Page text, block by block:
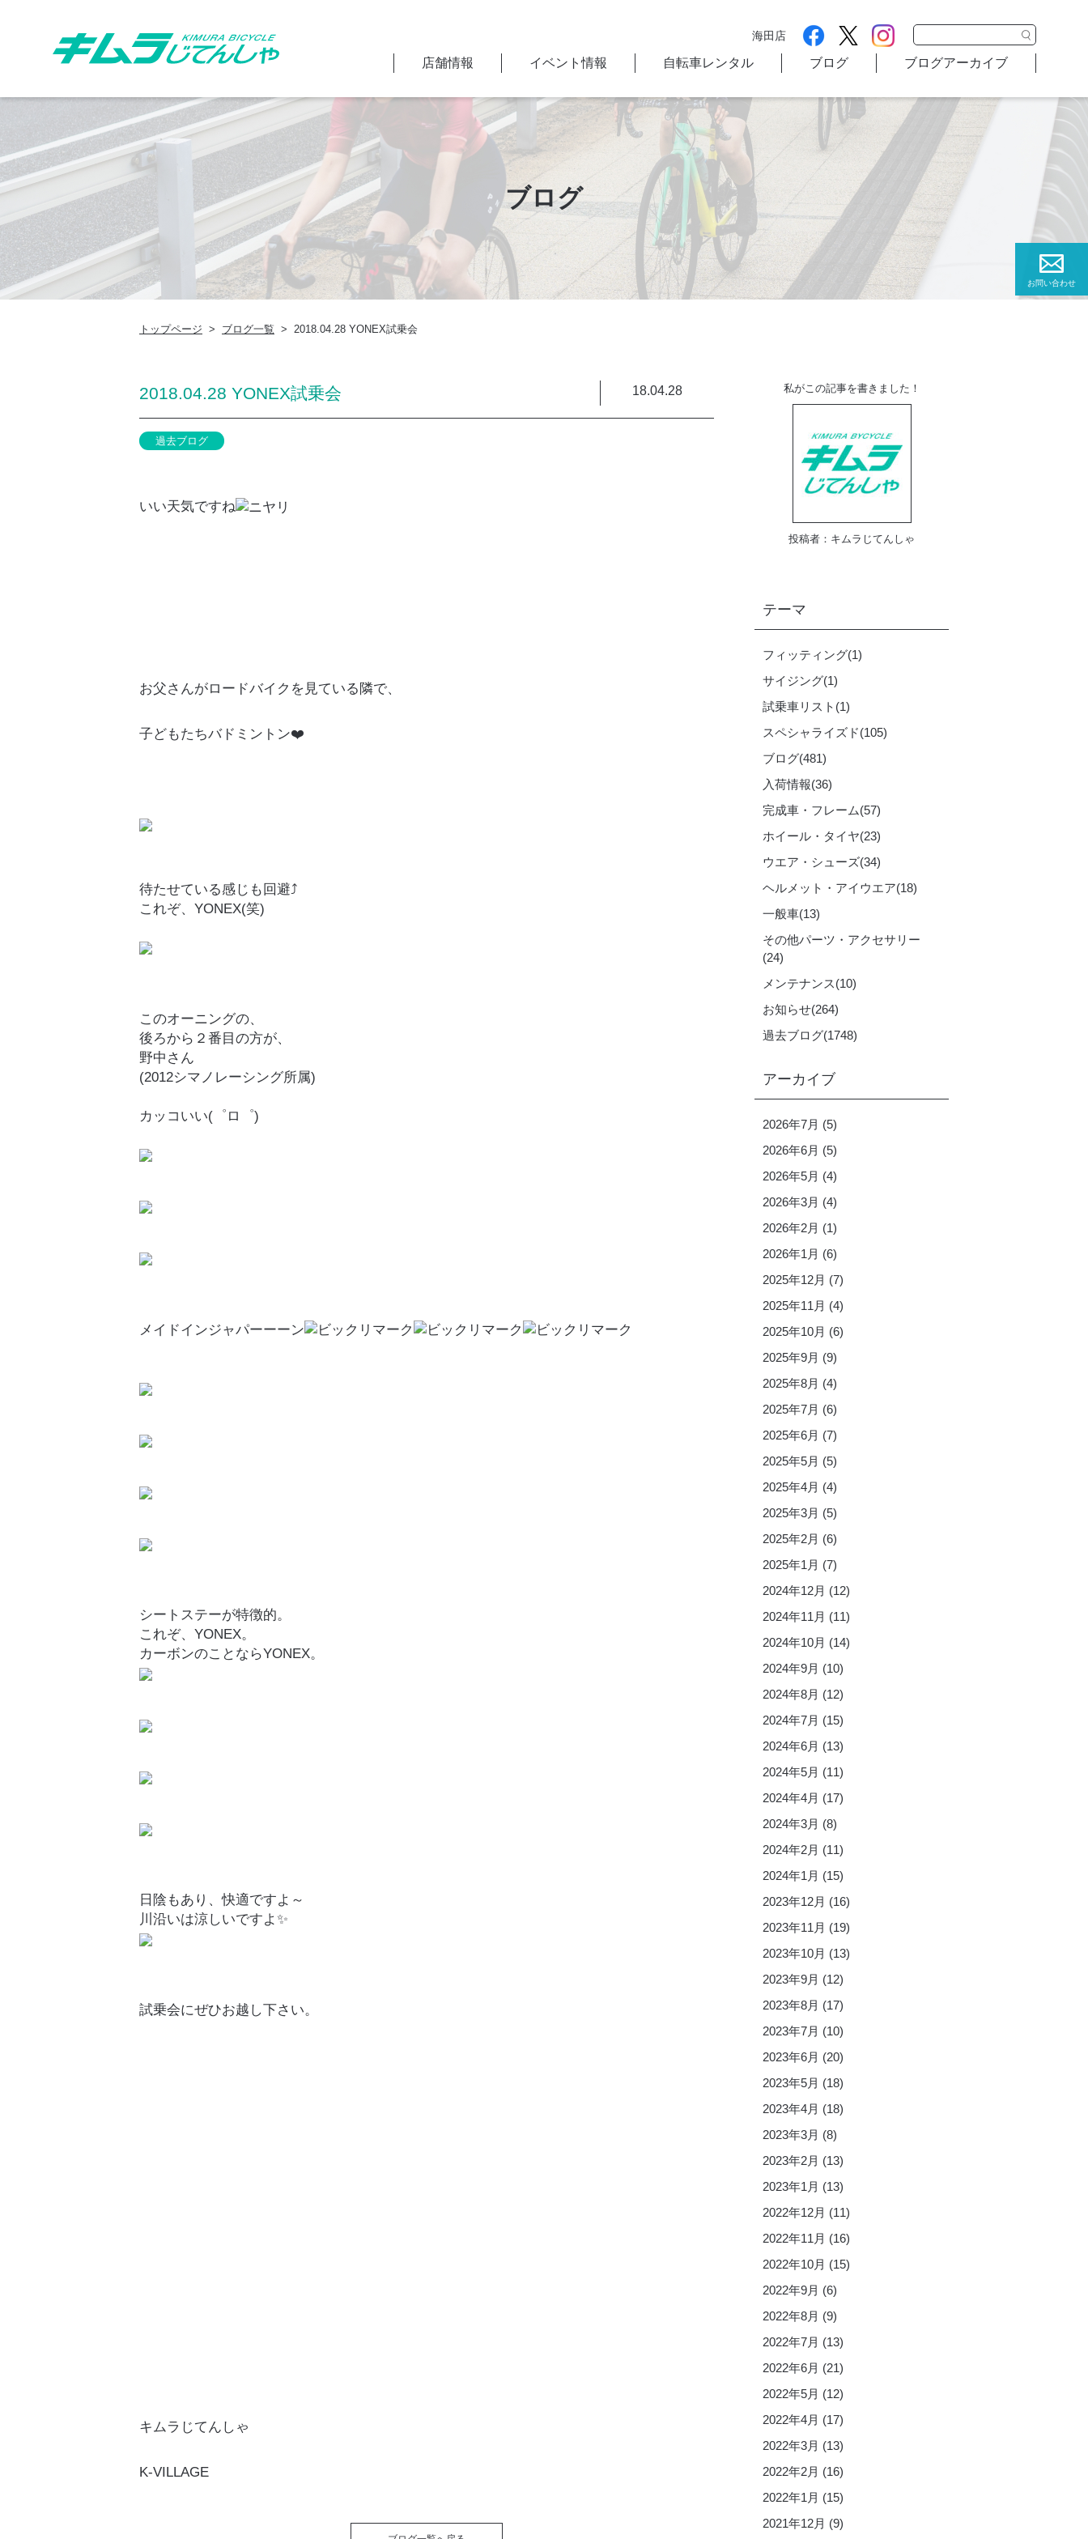
海田店
店舗情報 イベント情報 自転車レンタル ブログ ブログアーカイブ
ブログ
トップページ ブログ一覧 2018.04.28 YONEX試乗会
2018.04.28 YONEX試乗会 18.04.28
過去ブログ
いい天気ですね
お父さんがロードバイクを見ている隣で、
子どもたちバドミントン❤️
待たせている感じも回避⤴️
これぞ、YONEX(笑)
このオーニングの、
後ろから２番目の方が、
野中さん
(2012シマノレーシング所属)
カッコいい(゜ロ゜)
メイドインジャパーーーン
シートステーが特徴的。
これぞ、YONEX。
カーボンのことならYONEX。
日陰もあり、快適ですよ～
川沿いは涼しいですよ✨
試乗会にぜひお越し下さい。
キムラじてんしゃ
K-VILLAGE
私がこの記事を書きました！
投稿者： キムラじてんしゃ
テーマ
フィッティング(1)
サイジング(1)
試乗車リスト (1)
スペシャライズド(105)
ブログ(481)
入荷情報(36)
完成車・フレーム(57)
ホイール・タイヤ(23)
ウエア・シューズ(34)
ヘルメット・アイウエア(18)
一般車(13)
その他パーツ・アクセサリー
(24)
メンテナンス(10)
お知らせ(264)
過去ブログ(1748)
アーカイブ
2026年7月 (5)
2026年6月 (5)
2026年5月 (4)
2026年3月 (4)
2026年2月 (1)
2026年1月 (6)
2025年12月 (7)
2025年11月 (4)
2025年10月 (6)
2025年9月 (9)
2025年8月 (4)
2025年7月 (6)
2025年6月 (7)
2025年5月 (5)
2025年4月 (4)
2025年3月 (5)
2025年2月 (6)
2025年1月 (7)
2024年12月 (12)
2024年11月 (11)
2024年10月 (14)
2024年9月 (10)
2024年8月 (12)
2024年7月 (15)
2024年6月 (13)
2024年5月 (11)
2024年4月 (17)
2024年3月 (8)
2024年2月 (11)
2024年1月 (15)
2023年12月 (16)
2023年11月 (19)
2023年10月 (13)
2023年9月 (12)
2023年8月 (17)
2023年7月 (10)
2023年6月 (20)
2023年5月 (18)
2023年4月 (18)
2023年3月 (8)
2023年2月 (13)
2023年1月 (13)
2022年12月 (11)
2022年11月 (16)
2022年10月 (15)
2022年9月 (6)
2022年8月 (9)
2022年7月 (13)
2022年6月 (21)
2022年5月 (12)
2022年4月 (17)
2022年3月 (13)
2022年2月 (16)
2022年1月 (15)
2021年12月 (9)
お問い合わせ